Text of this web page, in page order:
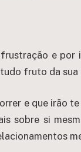
e por
fruto da
e que irão
sobre si